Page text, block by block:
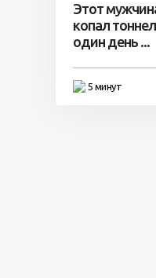
Этот
копал
один день ...
5 минут